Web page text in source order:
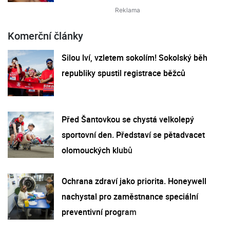
Komerční články
Silou lví, vzletem sokolím! Sokolský běh
republiky spustil registrace běžců
Před Šantovkou se chystá velkolepý
sportovní den. Představí se pětadvacet
olomouckých klubů
Ochrana zdraví jako priorita. Honeywell
nachystal pro zaměstnance speciální
preventivní program